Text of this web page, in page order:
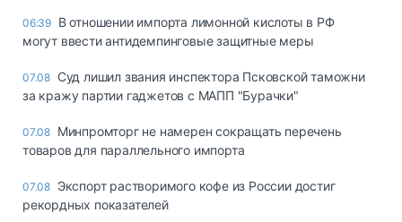
06:39 В отношении импорта лимонной кислоты в РФ
могут ввести антидемпинговые защитные меры
07.08 Суд лишил звания инспектора Псковской таможни
за кражу партии гаджетов с МАПП "Бурачки"
07.08 Минпромторг не намерен сокращать перечень
товаров для параллельного импорта
07.08 Экспорт растворимого кофе из России достиг
рекордных показателей